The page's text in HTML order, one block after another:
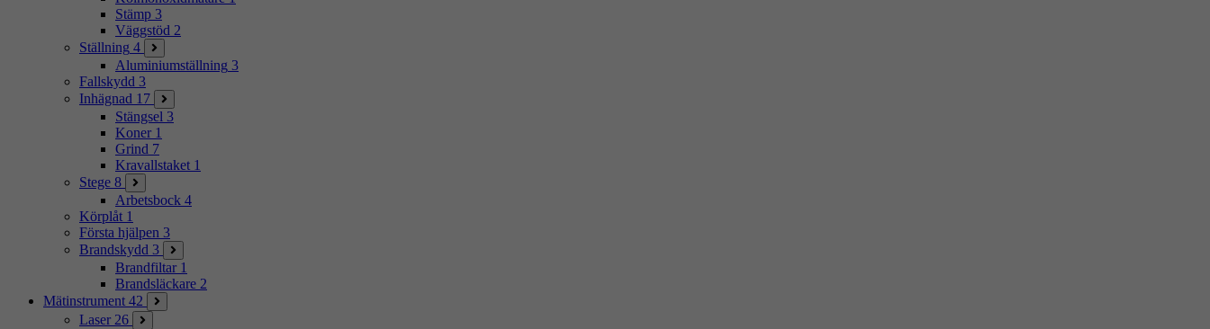
Stämp 3
Väggstöd 2
Ställning 4
Aluminiumställning 3
Fallskydd 3
Inhägnad 17
Stängsel 3
Koner 1
Grind 7
Kravallstaket 1
Stege 8
Arbetsbock 4
Körplåt 1
Första hjälpen 3
Brandskydd 3
Brandfiltar 1
Brandsläckare 2
Mätinstrument 42
Laser 26